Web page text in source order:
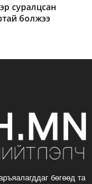
суралцсан
болжээ
бөгөөд та